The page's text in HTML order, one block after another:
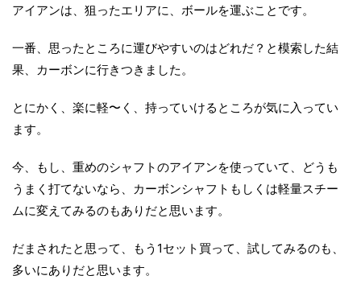
アイアンは、狙ったエリアに、ボールを運ぶことです。
一番、思ったところに運びやすいのはどれだ？と模索した結
果、カーボンに行きつきました。
とにかく、楽に軽〜く、持っていけるところが気に入ってい
ます。
今、もし、重めのシャフトのアイアンを使っていて、どうも
うまく打てないなら、カーボンシャフトもしくは軽量スチー
ムに変えてみるのもありだと思います。
だまされたと思って、もう1セット買って、試してみるのも、
多いにありだと思います。